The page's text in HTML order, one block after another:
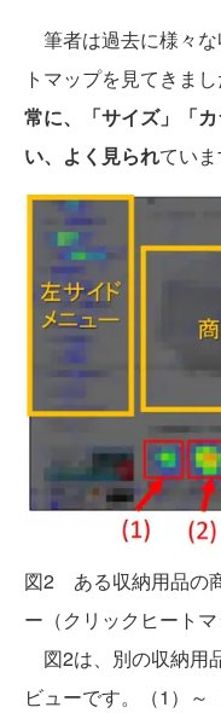
筆者は過去に様々
トマップを見てきまし
常に、「サイズ」「
い、よく見られていま
図2 ある収納用品の
ー（クリックヒートマ
図2は、別の収納用
ビューです。（1）～